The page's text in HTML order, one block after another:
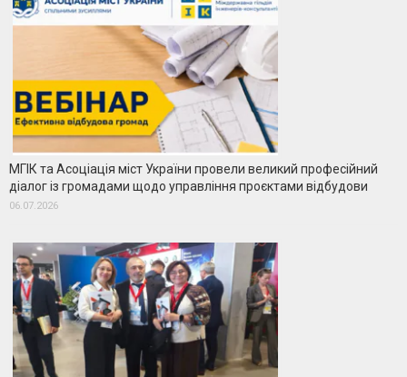
МГІК та Асоціація міст України провели великий професійний
діалог із громадами щодо управління проєктами відбудови
06.07.2026